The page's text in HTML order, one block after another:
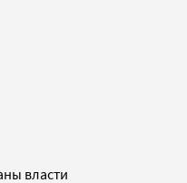
власти